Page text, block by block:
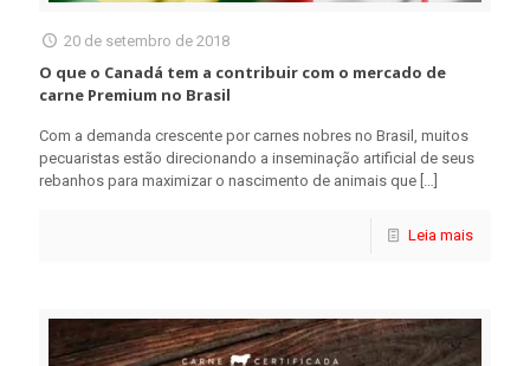
20 de setembro de 2018
O que o Canadá tem a contribuir com o mercado de
carne Premium no Brasil
Com a demanda crescente por carnes nobres no Brasil, muitos
pecuaristas estão direcionando a inseminação artificial de seus
rebanhos para maximizar o nascimento de animais que […]
Leia mais